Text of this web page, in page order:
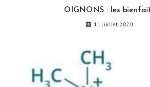
OIGNONS : les
11 juillet 2020